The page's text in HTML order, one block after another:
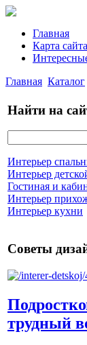
Главная
Карта сайта
Главная Каталог
Найти на
Интерьер
Интерьер
Гостиная и
Интерьер
Интерьер кухни
Советы
трудный